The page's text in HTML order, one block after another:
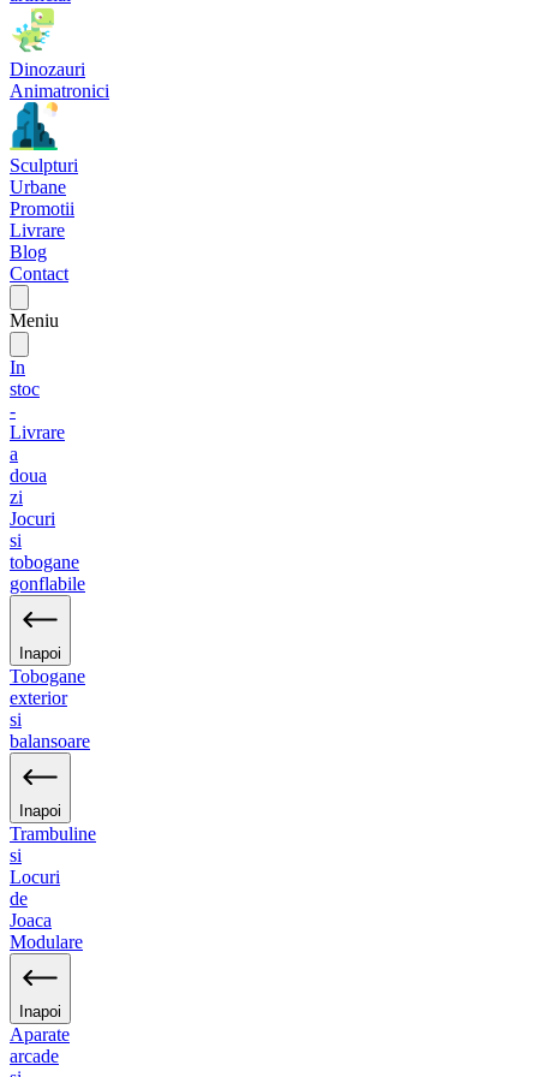
Dinozauri
Animatronici
Sculpturi
Urbane
Promotii
Livrare
Blog
Contact
Meniu
In
stoc
-
Livrare
a
doua
zi
Jocuri
si
tobogane
gonflabile
Inapoi
Tobogane
exterior
si
balansoare
Inapoi
Trambuline
si
Locuri
de
Joaca
Modulare
Inapoi
Aparate
arcade